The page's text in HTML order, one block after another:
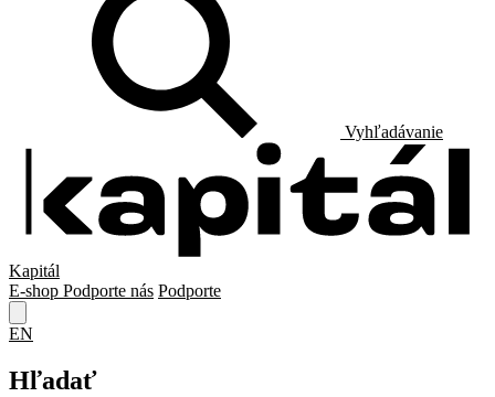
Vyhľadávanie
Kapitál
E-shop Podporte nás Podporte
EN
Hľadať